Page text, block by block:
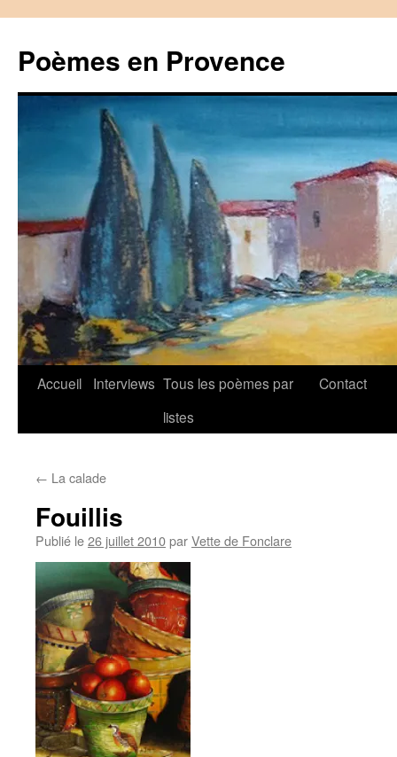
contenu
Poèmes en Provence
Accueil Interviews Tous les poèmes par
listes
Contact
← La calade
Fouillis
Publié le26 juillet 2010parVette de Fonclare